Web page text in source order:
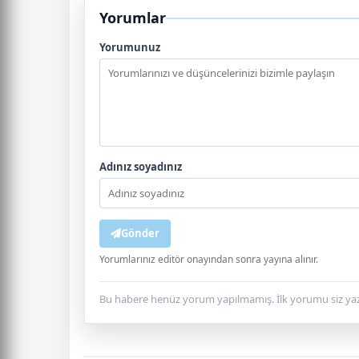
Yorumlar
Yorumunuz
Adınız soyadınız
Gönder
Yorumlarınız editör onayından sonra yayına alınır.
Bu habere henüz yorum yapılmamış. İlk yorumu siz